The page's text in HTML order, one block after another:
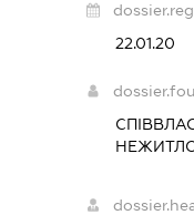
22.01.20